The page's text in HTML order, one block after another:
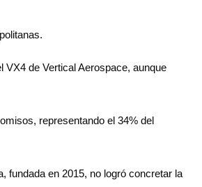
de Vertical Aerospace, aunque
representando el 34% del
fundada en 2015, no logró concretar la